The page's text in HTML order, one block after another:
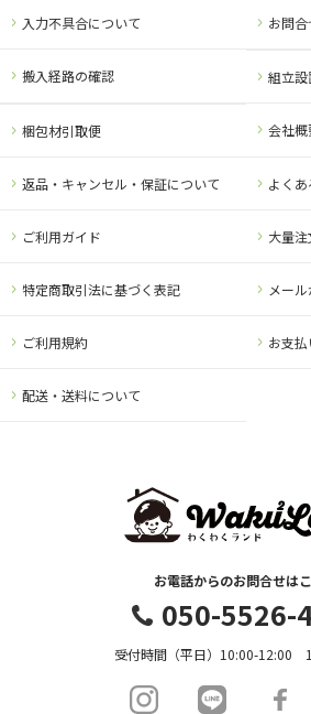
お電話からのお問合せは
050-5526-
受付時間（平日）10:00-12:00
組立設
ご利用ガイド
ご利用規約
会社概
大量
お支
よく
特定商取引法に基づく表記
配送・送料について
梱包材引取便
メー
返品・キャンセル・保証について
入力不具合について お問合
搬入経路の確認